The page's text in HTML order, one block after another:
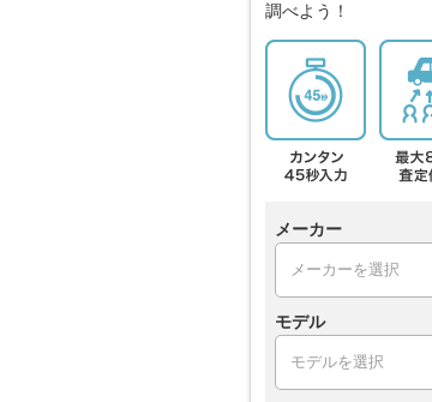
調べよう！
メーカー
モデル